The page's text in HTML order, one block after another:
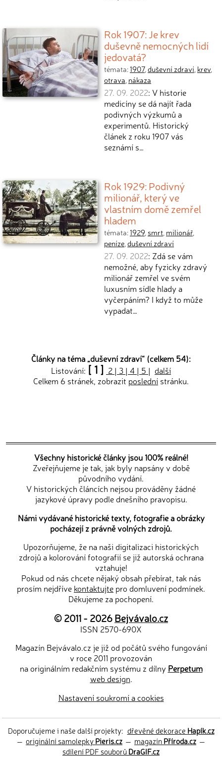
Rok 1907: Je krev
duševně nemocných lidí
jedovatá?
témata:1907,duševní zdraví, krev,
otrava, nákaza
27. 09. 2022: V historie
medicíny se dá najít řada
podivných výzkumů a
experimentů. Historický
článek z roku 1907 vás
seznámí s…
Rok 1929: Podivný
milionář, který ve
vlastním domě zemřel
hladem
témata:1929, smrt, milionář,
peníze,duševní zdraví
27. 09. 2022: Zdá se vám
nemožné, aby fyzicky zdravý
milionář zemřel ve svém
luxusním sídle hlady a
vyčerpáním? I když to může
vypadat…
Články na téma „duševní zdraví“ (celkem 54):
Listování: [ 1 ] 2 | 3 | 4 | 5 | další
Celkem 6 stránek, zobrazit poslední stránku.
Všechny historické články jsou 100% reálné!
Zveřejňujeme je tak, jak byly napsány v době
původního vydání.
V historických článcích nejsou prováděny žádné
jazykové úpravy podle dnešního pravopisu.
Námi vydávané historické texty, fotografie a obrázky
pocházejí z právně volných zdrojů.
Upozorňujeme, že na naši digitalizaci historických
zdrojů a kolorování fotografií se již autorská ochrana
vztahuje!
Pokud od nás chcete nějaký obsah přebírat, tak nás
prosím nejdříve kontaktujte pro domluvení podmínek.
Děkujeme za pochopení.
© 2011 - 2026Bejvávalo.cz
ISSN 2570-690X
Magazín Bejvávalo.cz je již od počátů svého fungování
v roce 2011 provozován
na originálním redakčním systému z dílny Perpetum
web design.
Nastavení soukromí a cookies
Doporučujeme i naše další projekty: dřevěné dekorace Hapík.cz
— originální samolepkyPieris.cz — magazínPříroda.cz —
sdílení PDF souborůDraGIF.cz